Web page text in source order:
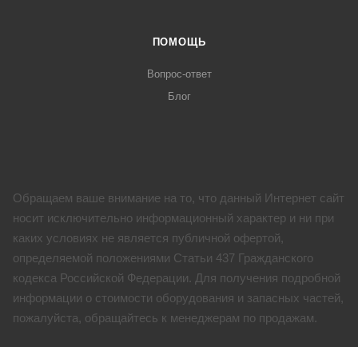
ПОМОЩЬ
Вопрос-ответ
Блог
Обращаем ваше внимание на то, что данный Интернет сайт
носит исключительно информационный характер и ни при
каких условиях не является публичной офертой,
определяемой положениями Статьи 437 Гражданского
кодекса Российской Федерации. Для получения подробной
информации о стоимости оборудования и запасных частей,
пожалуйста, обращайтесь к менеджерам по продажам.